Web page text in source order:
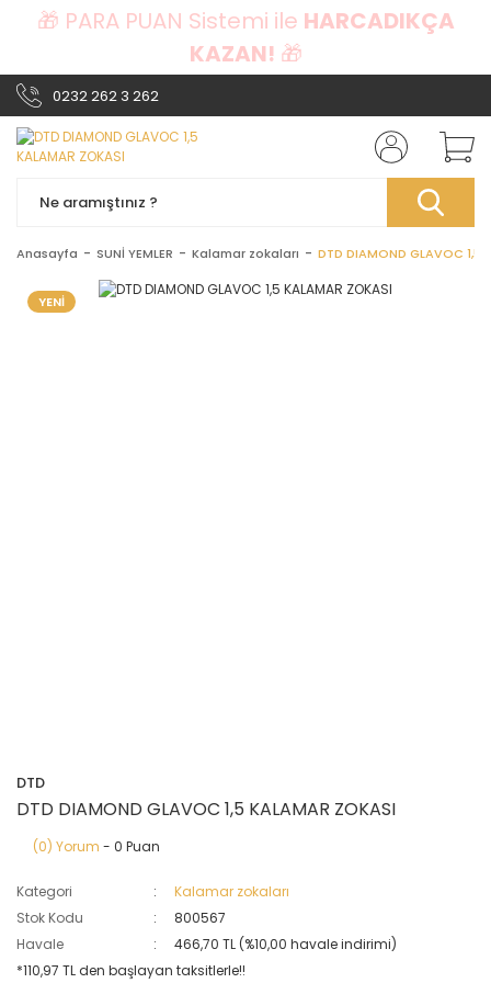
🎁 PARA PUAN Sistemi ile HARCADIKÇA
KAZAN! 🎁
0232 262 3 262
Anasayfa SUNİ YEMLER Kalamar zokaları DTD DIAMOND GLAVOC 1,5
YENİ
DTD
DTD DIAMOND GLAVOC 1,5 KALAMAR ZOKASI
(0) Yorum - 0 Puan
Kategori
Kalamar zokaları
Stok Kodu
800567
Havale
466,70 TL (%10,00 havale indirimi)
*110,97 TL den başlayan taksitlerle!!